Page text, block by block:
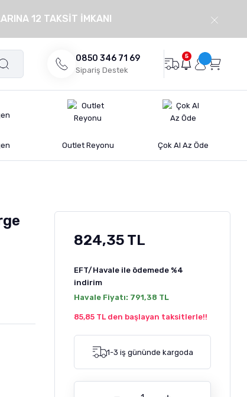
12 TAKSİT İMKANI
0850 346 71 69
Sipariş Destek
5
Outlet Reyonu Çok Al Az Öde
824,35 TL
EFT/Havale ile ödemede %4
indirim
Havale Fiyatı: 791,38 TL
85,85 TL den başlayan taksitlerle!!
1-3 iş gününde kargoda